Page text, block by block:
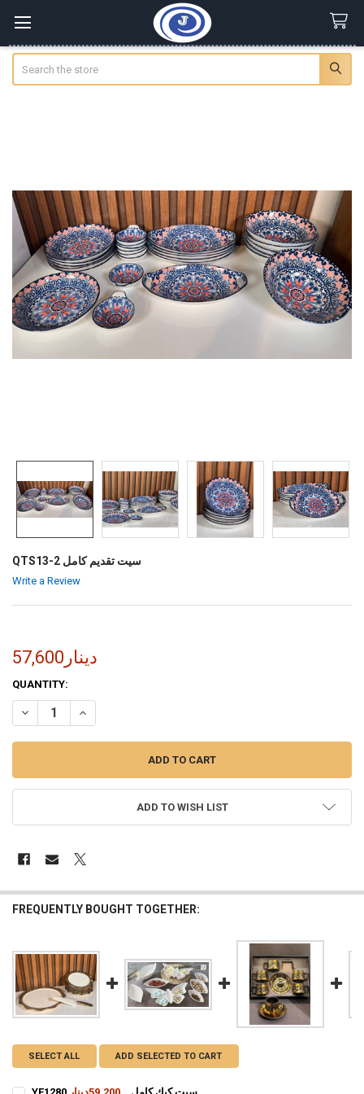
QTS13-2 سيت تقديم كامل
Write a Review
57,600دينار
CURRENT
STOCK:
QUANTITY:
ADD TO WISH LIST
FREQUENTLY BOUGHT TOGETHER:
SELECT ALL ADD SELECTED TO CART